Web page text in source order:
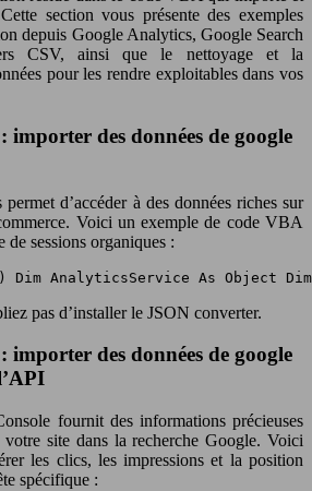
section vous présente des exemples
depuis Google Analytics, Google Search
CSV, ainsi que le nettoyage et la
pour les rendre exploitables dans vos
importer des données de google
d’accéder à des données riches sur
Voici un exemple de code VBA
sessions organiques :
Dim AnalyticsService As Object
pas d’installer le JSON converter.
importer des données de google
fournit des informations précieuses
votre site dans la recherche Google. Voici
les clics, les impressions et la position
spécifique :